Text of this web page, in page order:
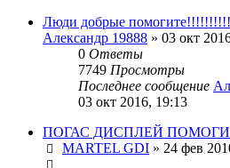
Люди добрые
Александр 19888 » 03 окт
0 Ответы
7749 Просмотры
Последнее сообщение
03 окт 2016, 19:13
ПОГАС ДИСПЛЕЙ
MARTEL GDI » 24 фев